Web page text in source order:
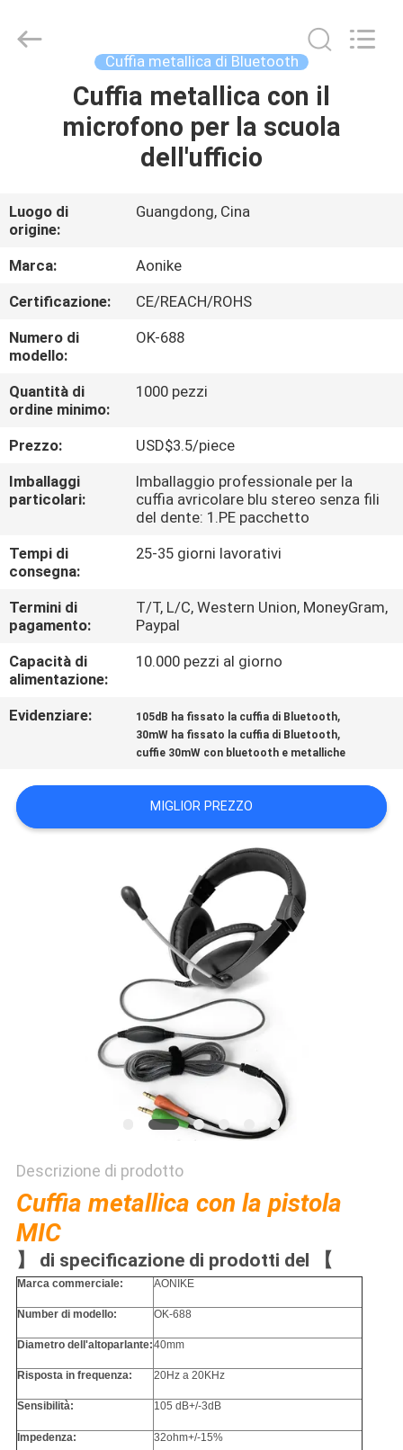
CIRCA
NOI
GIRO
DELLA
FABBRICA
CONTROLLO
DI
QUALITÀ
UNA
CITAZIONE
MAPPA
PRIVACY
Electronics
Co,ltd.
Cuffia metallica di Bluetooth
Cuffia metallica con il
microfono per la scuola
dell'ufficio
Luogo di
origine:
Guangdong, Cina
Marca:
Aonike
Certificazione:
CE/REACH/ROHS
Numero di
modello:
OK-688
Quantità di
ordine minimo:
1000 pezzi
Prezzo:
USD$3.5/piece
Imballaggi
particolari:
Imballaggio professionale per la
cuffia avricolare blu stereo senza fili
del dente: 1.PE pacchetto
Tempi di
consegna:
25-35 giorni lavorativi
Termini di
pagamento:
T/T, L/C, Western Union, MoneyGram,
Paypal
Capacità di
alimentazione:
10.000 pezzi al giorno
Evidenziare: 105dB ha fissato la cuffia di Bluetooth,
30mW ha fissato la cuffia di Bluetooth,
cuffie 30mW con bluetooth e metalliche
MIGLIOR PREZZO
Descrizione di prodotto
Cuffia metallica con la pistola
MIC
】 di specificazione di prodotti del 【
Marca commerciale: AONIKE
Number di modello: OK-688
Diametro dell'altoparlante:40mm
Risposta in frequenza: 20Hz a 20KHz
Sensibilità: 105 dB+/-3dB
Impedenza: 32ohm+/-15%